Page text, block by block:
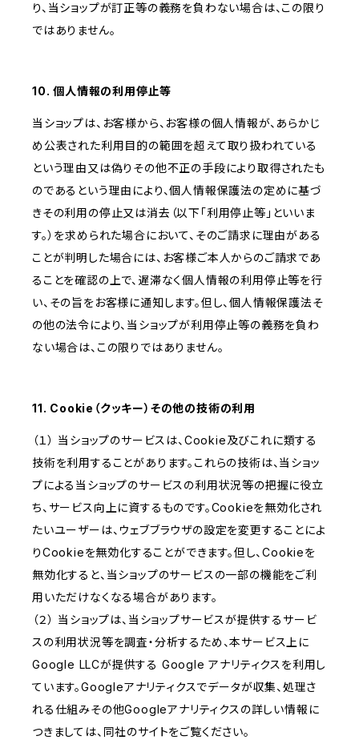
り、当ショップが訂正等の義務を負わない場合は、この限り
ではありません。
10. 個人情報の利用停止等
当ショップは、お客様から、お客様の個人情報が、あらかじ
め公表された利用目的の範囲を超えて取り扱われている
という理由又は偽りその他不正の手段により取得されたも
のであるという理由により、個人情報保護法の定めに基づ
きその利用の停止又は消去（以下「利用停止等」といいま
す。）を求められた場合において、そのご請求に理由がある
ことが判明した場合には、お客様ご本人からのご請求であ
ることを確認の上で、遅滞なく個人情報の利用停止等を行
い、その旨をお客様に通知します。但し、個人情報保護法そ
の他の法令により、当ショップが利用停止等の義務を負わ
ない場合は、この限りではありません。
11. Cookie（クッキー）その他の技術の利用
（１） 当ショップのサービスは、Cookie及びこれに類する
技術を利用することがあります。これらの技術は、当ショッ
プによる当ショップのサービスの利用状況等の把握に役立
ち、サービス向上に資するものです。Cookieを無効化され
たいユーザーは、ウェブブラウザの設定を変更することによ
りCookieを無効化することができます。但し、Cookieを
無効化すると、当ショップのサービスの一部の機能をご利
用いただけなくなる場合があります。
（２） 当ショップは、当ショップサービスが提供するサービ
スの利用状況等を調査・分析するため、本サービス上に
Google LLCが提供する Google アナリティクスを利用し
ています。Googleアナリティクスでデータが収集、処理さ
れる仕組みその他Googleアナリティクスの詳しい情報に
つきましては、同社のサイトをご覧ください。